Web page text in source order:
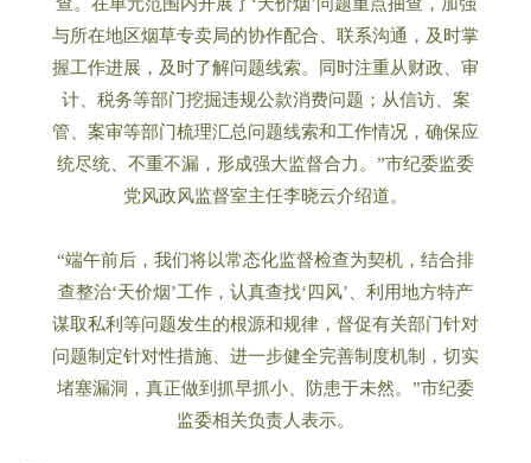
查。在单元范围内开展了‘天价烟’问题重点抽查，加强
与所在地区烟草专卖局的协作配合、联系沟通，及时掌
握工作进展，及时了解问题线索。同时注重从财政、审
计、税务等部门挖掘违规公款消费问题；从信访、案
管、案审等部门梳理汇总问题线索和工作情况，确保应
统尽统、不重不漏，形成强大监督合力。”市纪委监委
党风政风监督室主任李晓云介绍道。
“端午前后，我们将以常态化监督检查为契机，结合排
查整治‘天价烟’工作，认真查找‘四风’、利用地方特产
谋取私利等问题发生的根源和规律，督促有关部门针对
问题制定针对性措施、进一步健全完善制度机制，切实
堵塞漏洞，真正做到抓早抓小、防患于未然。”市纪委
监委相关负责人表示。